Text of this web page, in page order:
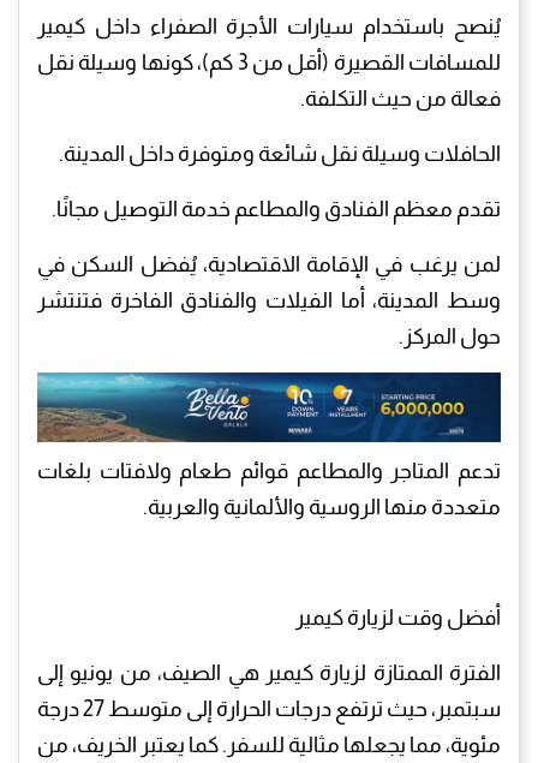
يُنصح باستخدام سيارات الأجرة الصفراء داخل كيمير
للمسافات القصيرة (أقل من 3 كم)، كونها وسيلة نقل
فعالة من حيث التكلفة.
الحافلات وسيلة نقل شائعة ومتوفرة داخل المدينة.
تقدم معظم الفنادق والمطاعم خدمة التوصيل مجانًا.
لمن يرغب في الإقامة الاقتصادية، يُفضل السكن في
وسط المدينة، أما الفيلات والفنادق الفاخرة فتنتشر
حول المركز.
تدعم المتاجر والمطاعم قوائم طعام ولافتات بلغات
متعددة منها الروسية والألمانية والعربية.
أفضل وقت لزيارة كيمير
الفترة الممتازة لزيارة كيمير هي الصيف، من يونيو إلى
سبتمبر، حيث ترتفع درجات الحرارة إلى متوسط 27 درجة
مئوية، مما يجعلها مثالية للسفر. كما يعتبر الخريف، من